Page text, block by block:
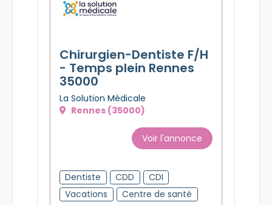
Chirurgien-Dentiste F/H
- Temps plein Rennes
35000
La Solution Médicale
Rennes (35000)
Voir l'annonce
Dentiste CDD
CDI
Vacations
Centre de santé